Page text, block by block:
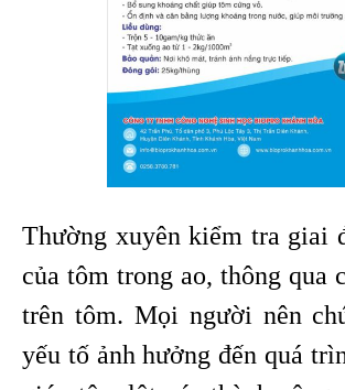
Thường xuyên kiểm tra giai
của tôm trong ao, thông qua
trên tôm. Mọi người nên
yếu tố ảnh hưởng đến quá